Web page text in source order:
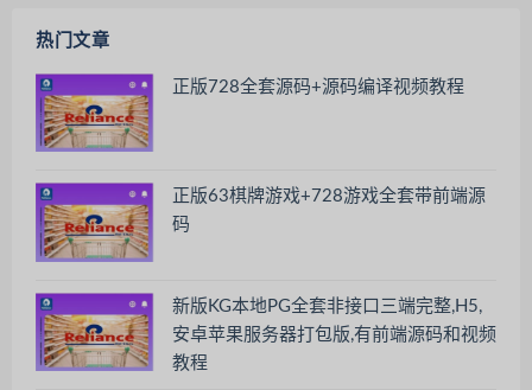
热门文章
正版728全套源码+源码编译视频教程
正版63棋牌游戏+728游戏全套带前端源
码
新版KG本地PG全套非接口三端完整,H5,
安卓苹果服务器打包版,有前端源码和视频
教程